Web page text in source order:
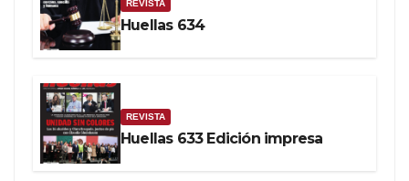
REVISTA
Huellas 634
REVISTA
Huellas 633 Edición impresa